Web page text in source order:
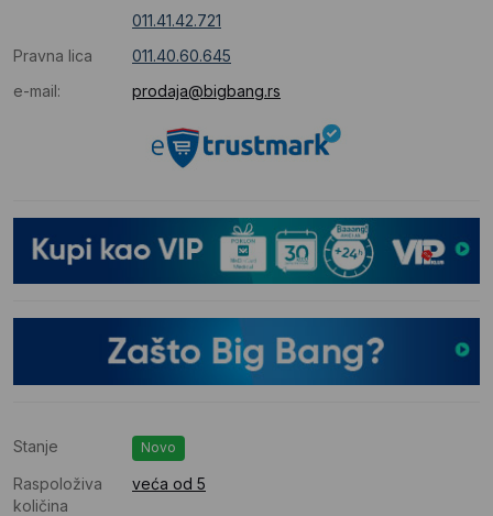
011.41.42.721
Pravna lica
011.40.60.645
e-mail:
prodaja@bigbang.rs
Stanje Novo
Raspoloživa
količina
veća od 5